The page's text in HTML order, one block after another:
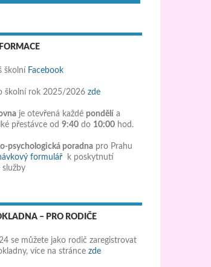
školní Facebook
školní rok 2025/2026 zde
je otevřená každé pondělí a
přestávce od 9:40 do 10:00 hod.
psychologická poradna pro Prahu
formulář k poskytnutí
služby
– PRO RODIČE
se můžete jako rodič zaregistrovat
více na stránce zde